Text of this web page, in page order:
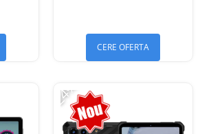
CERE OFERTA
-24%